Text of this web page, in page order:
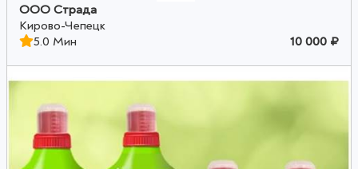
ООО Страда
Кирово-Чепецк
5.0 Мин
10 000 ₽